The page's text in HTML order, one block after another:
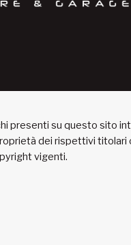
presenti su questo sito
dei rispettivi titolari
vigenti.